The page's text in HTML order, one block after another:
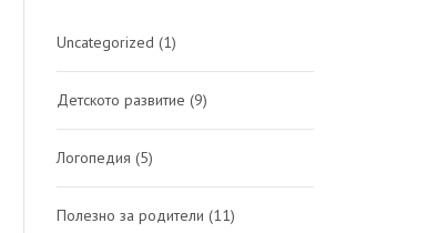
Uncategorized (1)
Детското развитие (9)
Логопедия (5)
Полезно за родители (11)